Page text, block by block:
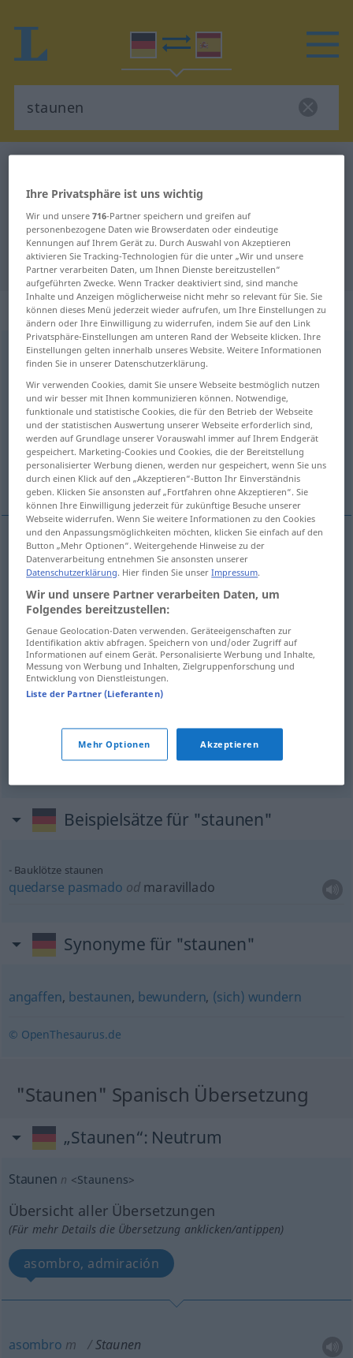
Deutsch-Spanisch Übersetzung für
"staunen"
"staunen" Spanisch Übersetzung
„staunen“: intransitives Verb
staunen [ˈʃtaʊnən] v/i
Übersicht aller Übersetzungen
(Für mehr Details die Übersetzung anklicken/antippen)
asombrarse estar atónito
¿no alucinas?
Beispiele
(überetwas, jemanden) staunen
asombrarse(dea/c,alguien)
(überetwas, jemanden) staunen STÄRKER
estar atónito(pora/c,alguien)
¿no alucinas? UMG
Beispielsätze für "staunen"
Bauklötze staunen
quedarse pasmado od maravillado
Synonyme für "staunen"
angaffen, bestaunen, bewundern, (sich) wundern
© OpenThesaurus.de
"Staunen" Spanisch Übersetzung
„Staunen“: Neutrum
Staunen n <Staunens>
Übersicht aller Übersetzungen
(Für mehr Details die Übersetzung anklicken/antippen)
asombro, admiración
asombro m Staunen
Ihre Privatsphäre ist uns wichtig
Wir und unsere716-Partner speichern und greifen auf
personenbezogene Daten wie Browserdaten oder eindeutige
Kennungen auf Ihrem Gerät zu. Durch Auswahl von Akzeptieren
aktivieren Sie Tracking-Technologien für die unter „Wir und unsere
Partner verarbeiten Daten, um Ihnen Dienste bereitzustellen“
aufgeführten Zwecke. Wenn Tracker deaktiviert sind, sind manche
Inhalte und Anzeigen möglicherweise nicht mehr so relevant für Sie. Sie
können dieses Menü jederzeit wieder aufrufen, um Ihre Einstellungen zu
ändern oder Ihre Einwilligung zu widerrufen, indem Sie auf den Link
Privatsphäre-Einstellungen am unteren Rand der Webseite klicken. Ihre
Einstellungen gelten innerhalb unseres Website. Weitere Informationen
finden Sie in unserer Datenschutzerklärung.
Wir verwenden Cookies, damit Sie unsere Webseite bestmöglich nutzen
und wir besser mit Ihnen kommunizieren können. Notwendige,
funktionale und statistische Cookies, die für den Betrieb der Webseite
und der statistischen Auswertung unserer Webseite erforderlich sind,
werden auf Grundlage unserer Vorauswahl immer auf Ihrem Endgerät
gespeichert. Marketing-Cookies und Cookies, die der Bereitstellung
personalisierter Werbung dienen, werden nur gespeichert, wenn Sie uns
durch einen Klick auf den „Akzeptieren“-Button Ihr Einverständnis
geben. Klicken Sie ansonsten auf „Fortfahren ohne Akzeptieren“. Sie
können Ihre Einwilligung jederzeit für zukünftige Besuche unserer
Webseite widerrufen. Wenn Sie weitere Informationen zu den Cookies
und den Anpassungsmöglichkeiten möchten, klicken Sie einfach auf den
Button „Mehr Optionen“. Weitergehende Hinweise zu der
Datenverarbeitung entnehmen Sie ansonsten unserer
Datenschutzerklärung. Hier finden Sie unserImpressum.
Wir und unsere Partner verarbeiten Daten, um
Folgendes bereitzustellen:
Genaue Geolocation-Daten verwenden. Geräteeigenschaften zur
Identifikation aktiv abfragen. Speichern von und/oder Zugriff auf
Informationen auf einem Gerät. Personalisierte Werbung und Inhalte,
Messung von Werbung und Inhalten, Zielgruppenforschung und
Entwicklung von Dienstleistungen.
Liste der Partner (Lieferanten)
Mehr Optionen Akzeptieren